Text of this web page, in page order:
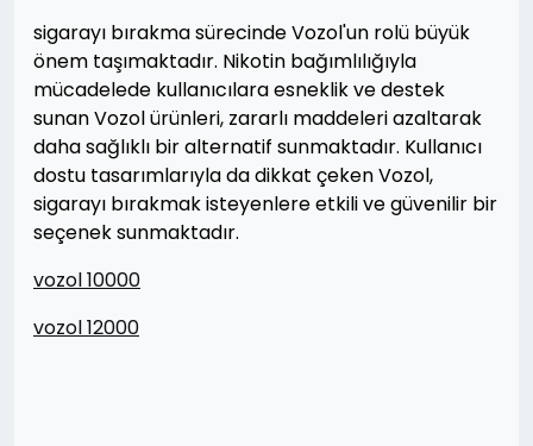
sigarayı bırakma sürecinde Vozol'un rolü büyük
önem taşımaktadır. Nikotin bağımlılığıyla
mücadelede kullanıcılara esneklik ve destek
sunan Vozol ürünleri, zararlı maddeleri azaltarak
daha sağlıklı bir alternatif sunmaktadır. Kullanıcı
dostu tasarımlarıyla da dikkat çeken Vozol,
sigarayı bırakmak isteyenlere etkili ve güvenilir bir
seçenek sunmaktadır.
vozol 10000
vozol 12000